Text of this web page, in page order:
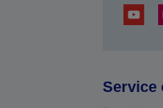
Service